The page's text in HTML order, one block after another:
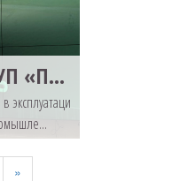
Видеостена РУП «Производственное объединение «Белоруснефть»
эксплуатаци
»